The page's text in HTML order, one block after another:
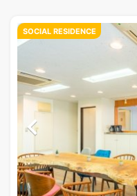
SOCIAL RESIDENCE